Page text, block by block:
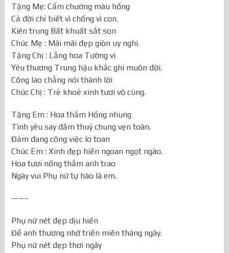
Tặng Mẹ: Cẩm chướng màu hồng
Cả đời chỉ biết vì chồng vì con.
Kiên trung Bất khuất sắt son
Chúc Mẹ : Mãi mãi đẹp giòn uy nghi.
Tặng Chị : Lẵng hoa Tường vi
Yêu thương Trung hậu khắc ghi muôn đời.
Công lao chẳng nói thành lời
Chúc Chị : Trẻ khoẻ xinh tươi vô cùng.
Tặng Em : Hoa thắm Hồng nhung
Tình yêu say đắm thuỷ chung vẹn toàn.
Đảm đang công việc lo toan
Chúc Em : Xinh đẹp hiền ngoan ngọt ngào.
Hoa tươi nồng thắm anh trao
Ngày vui Phụ nữ tự hào là em.
——-
Phụ nữ nét đẹp dịu hiền
Để anh thương nhớ triền miên tháng ngày.
Phụ nữ nét đẹp thơi ngây